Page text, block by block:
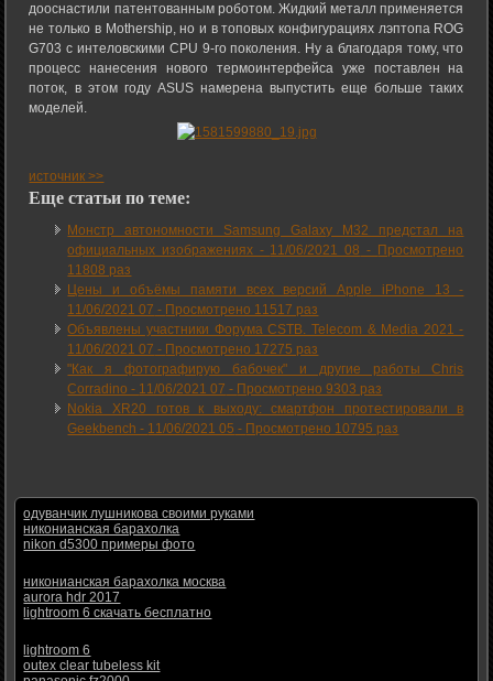
дооснастили патентованным роботом. Жидкий металл применяется
не только в Mothership, но и в топовых конфигурациях лэптопа ROG
G703 с интеловскими CPU 9-го поколения. Ну а благодаря тому, что
процесс нанесения нового термоинтерфейса уже поставлен на
поток, в этом году ASUS намерена выпустить еще больше таких
моделей.
источник >>
Еще статьи по теме:
Монстр автономности Samsung Galaxy M32 предстал на
официальных изображениях - 11/06/2021 08 - Просмотрено
11808 раз
Цены и объёмы памяти всех версий Apple iPhone 13 -
11/06/2021 07 - Просмотрено 11517 раз
Объявлены участники Форума CSTB. Telecom & Media 2021 -
11/06/2021 07 - Просмотрено 17275 раз
"Как я фотографирую бабочек" и другие работы Chris
Corradino - 11/06/2021 07 - Просмотрено 9303 раз
Nokia XR20 готов к выходу: смартфон протестировали в
Geekbench - 11/06/2021 05 - Просмотрено 10795 раз
одуванчик лушникова своими руками
никонианская барахолка
nikon d5300 примеры фото
никонианская барахолка москва
aurora hdr 2017
lightroom 6 скачать бесплатно
lightroom 6
outex clear tubeless kit